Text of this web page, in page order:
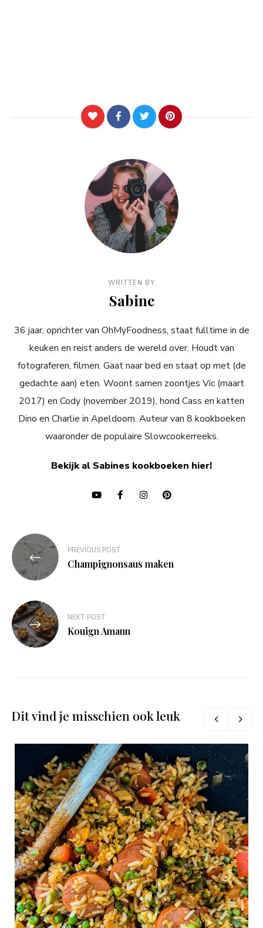
WRITTEN BY
Sabine
36 jaar, oprichter van OhMyFoodness, staat fulltime in de
keuken en reist anders de wereld over. Houdt van
fotograferen, filmen. Gaat naar bed en staat op met (de
gedachte aan) eten. Woont samen zoontjes Vic (maart
2017) en Cody (november 2019), hond Cass en katten
Dino en Charlie in Apeldoorn. Auteur van 8 kookboeken
waaronder de populaire Slowcookerreeks.
Bekijk al Sabines kookboeken hier!
Bericht
navigatie
PREVIOUS POST
Champignonsaus maken
NEXT POST
Kouign Amann
Dit vind je misschien ook leuk